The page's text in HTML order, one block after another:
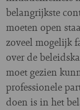
belangrijkste
moeten open
zoveel mogelijk
over de
moet gezien
professionele
doen is in het